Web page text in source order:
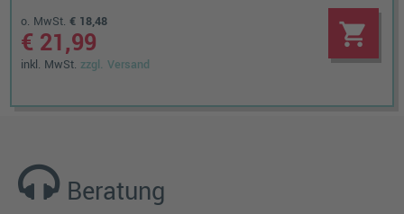
o. MwSt.€ 18,48
€ 21,99
inkl. MwSt. zzgl. Versand
shopping_cart
Beratung